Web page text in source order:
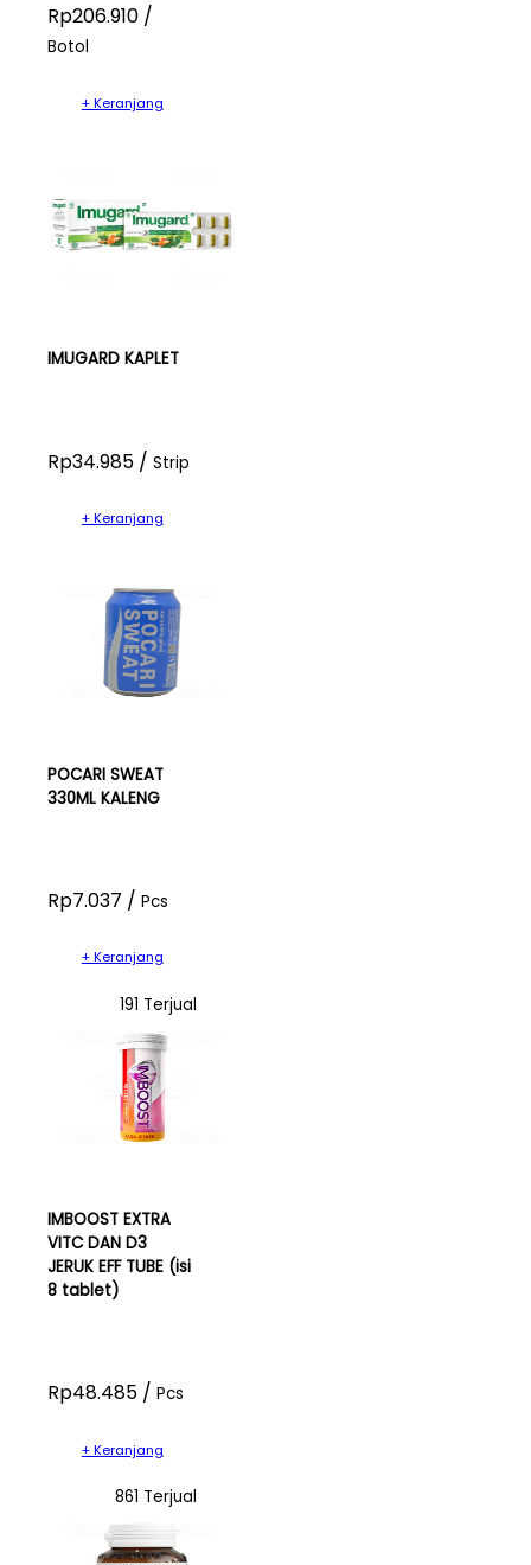
Rp206.910 /
Botol
+ Keranjang
IMUGARD KAPLET
Rp34.985 / Strip
+ Keranjang
POCARI SWEAT
330ML KALENG
Rp7.037 / Pcs
+ Keranjang
191 Terjual
IMBOOST EXTRA
VITC DAN D3
JERUK EFF TUBE (isi
8 tablet)
Rp48.485 / Pcs
+ Keranjang
861 Terjual